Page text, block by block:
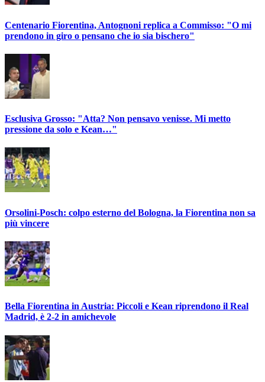
Centenario Fiorentina, Antognoni replica a Commisso: "O mi
prendono in giro o pensano che io sia bischero"
Esclusiva Grosso: "Atta? Non pensavo venisse. Mi metto
pressione da solo e Kean…"
Orsolini-Posch: colpo esterno del Bologna, la Fiorentina non sa
più vincere
Bella Fiorentina in Austria: Piccoli e Kean riprendono il Real
Madrid, è 2-2 in amichevole